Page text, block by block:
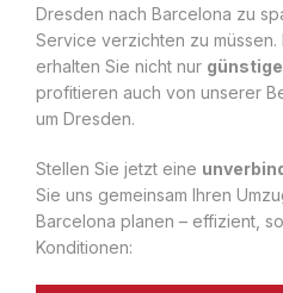
Dresden nach Barcelona zu
Service verzichten zu müssen.
erhalten Sie nicht nur
profitieren auch von unserer
um Dresden.
Stellen Sie jetzt eine
Sie uns gemeinsam Ihren
Barcelona planen – effizient,
Konditionen: